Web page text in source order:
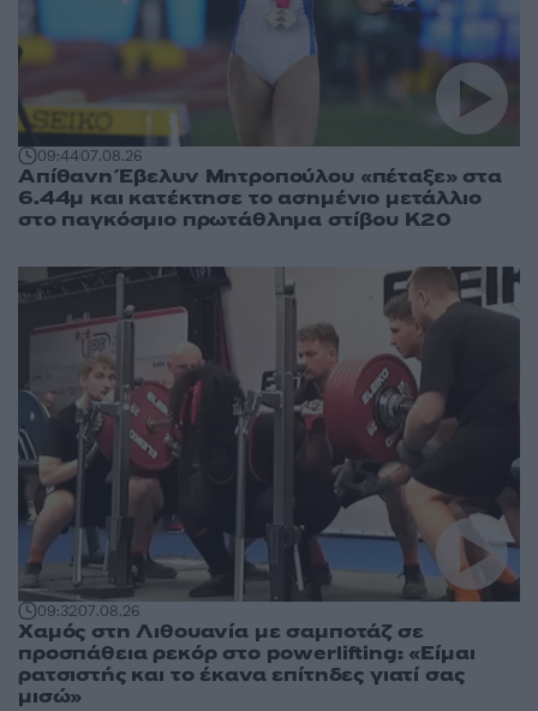
09:4407.08.26
Απίθανη Έβελυν Μητροπούλου «πέταξε» στα
6.44μ και κατέκτησε το ασημένιο μετάλλιο
στο παγκόσμιο πρωτάθλημα στίβου Κ20
09:3207.08.26
Χαμός στη Λιθουανία με σαμποτάζ σε
προσπάθεια ρεκόρ στο powerlifting: «Είμαι
ρατσιστής και το έκανα επίτηδες γιατί σας
μισώ»